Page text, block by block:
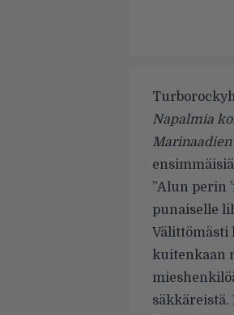
Napalmia
Marinaadien
”Alun perin
punaiselle
Välittömästi
kuitenkaan
säkkäreistä.